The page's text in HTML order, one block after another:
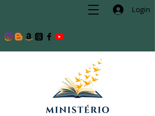
Login